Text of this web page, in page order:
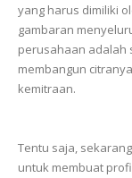
yang harus dimiliki
gambaran
perusahaan adalah
membangun
kemitraan.
Tentu saja,
untuk membuat